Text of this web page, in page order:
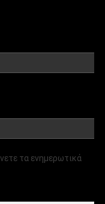
τα ενημερωτικά